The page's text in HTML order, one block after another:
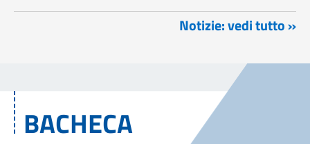
Notizie: vedi tutto »
BACHECA